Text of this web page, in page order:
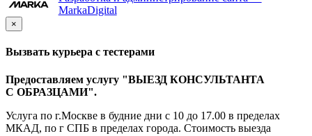
MarkaDigital
×
Вызвать курьера с тестерами
Предоставляем услугу "ВЫЕЗД КОНСУЛЬТАНТА
С ОБРАЗЦАМИ".
Услуга по г.Москве в будние дни с 10 до 17.00 в пределах
МКАД, по г СПБ в пределах города. Стоимость выезда